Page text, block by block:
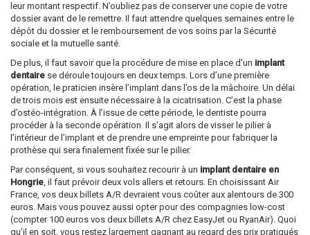
leur montant respectif. N’oubliez pas de conserver une copie de votre
dossier avant de le remettre. Il faut attendre quelques semaines entre le
dépôt du dossier et le remboursement de vos soins par la Sécurité
sociale et la mutuelle santé.
De plus, il faut savoir que la procédure de mise en place d’un implant
dentaire se déroule toujours en deux temps. Lors d’une première
opération, le praticien insère l’implant dans l’os de la mâchoire. Un délai
de trois mois est ensuite nécessaire à la cicatrisation. C’est la phase
d’ostéo-intégration. À l’issue de cette période, le dentiste pourra
procéder à la seconde opération. Il s’agit alors de visser le pilier à
l’intérieur de l’implant et de prendre une empreinte pour fabriquer la
prothèse qui sera finalement fixée sur le pilier.
Par conséquent, si vous souhaitez recourir à un implant dentaire en
Hongrie, il faut prévoir deux vols allers et retours. En choisissant Air
France, vos deux billets A/R devraient vous coûter aux alentours de 300
euros. Mais vous pouvez aussi opter pour des compagnies low-cost
(compter 100 euros vos deux billets A/R chez EasyJet ou RyanAir). Quoi
qu’il en soit, vous restez largement gagnant au regard des prix pratiqués